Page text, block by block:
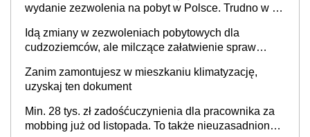
wydanie zezwolenia na pobyt w Polsce. Trudno w to
to realny problem
Idą zmiany w zezwoleniach pobytowych dla
cudzoziemców, ale milczące załatwienie spraw
Zanim zamontujesz w mieszkaniu klimatyzację,
uzyskaj ten dokument
Min. 28 tys. zł zadośćuczynienia dla pracownika za
mobbing już od listopada. To także nieuzasadniona